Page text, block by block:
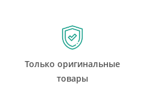
Только оригинальные
товары